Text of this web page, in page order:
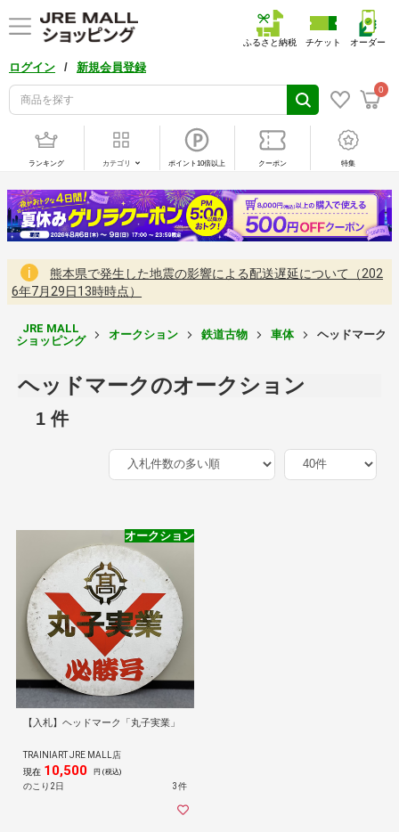
ログイン / 新規会員登録
0
ふるさと納税 チケット オーダー
ランキング カテゴリ ポイント10倍以上 クーポン 特集
熊本県で発生した地震の影響による配送遅延について（202
6年7月29日13時時点）
JRE MALL
ショッピング
オークション 鉄道古物 車体 ヘッドマーク
ヘッドマークのオークション
1 件
オークション
【入札】ヘッドマーク「丸子実業」
TRAINIART JRE MALL店
現在 10,500 円 (税込)
のこり2日 3件